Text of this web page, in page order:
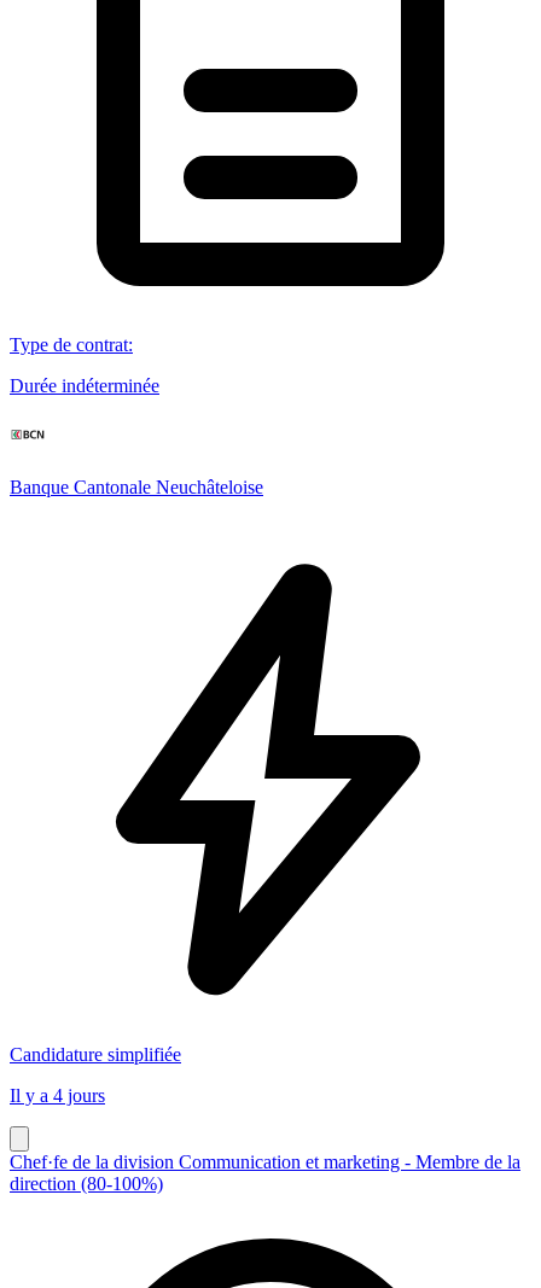
Type de contrat:
Durée indéterminée
Banque Cantonale Neuchâteloise
Candidature simplifiée
Il y a 4 jours
Chef·fe de la division Communication et marketing - Membre de la
direction (80-100%)